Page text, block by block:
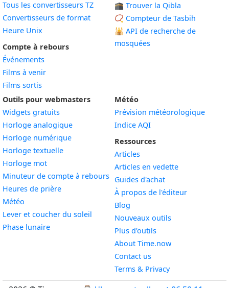
Tous les convertisseurs TZ
Convertisseurs de format
Heure Unix
Compte à rebours
Événements
Films à venir
Films sortis
🕋 Trouver la Qibla
📿 Compteur de Tasbih
🕌 API de recherche de
mosquées
Outils pour webmasters
Widgets gratuits
Horloge analogiqueWidget
Horloge numériqueWidget
Horloge textuelleWidget
Horloge motWidget
Minuteur de compte à rebours Widget
Heures de prièreWidget
Météo
Lever et coucher du soleil
Phase lunaireWidget
Météo
Prévision météorologique
Indice AQI
Ressources
Articles
Articles en vedette
Guides d'achat
À propos de l'éditeur
Blog
Nouveaux outils
Plus d'outils
About Time.now
Contact us
Terms & Privacy